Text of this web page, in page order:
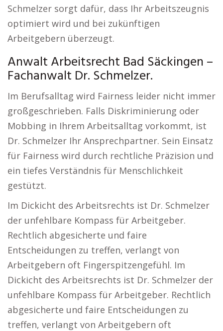
Schmelzer sorgt dafür, dass Ihr Arbeitszeugnis
optimiert wird und bei zukünftigen
Arbeitgebern überzeugt.
Anwalt Arbeitsrecht Bad Säckingen –
Fachanwalt Dr. Schmelzer.
Im Berufsalltag wird Fairness leider nicht immer
großgeschrieben. Falls Diskriminierung oder
Mobbing in Ihrem Arbeitsalltag vorkommt, ist
Dr. Schmelzer Ihr Ansprechpartner. Sein Einsatz
für Fairness wird durch rechtliche Präzision und
ein tiefes Verständnis für Menschlichkeit
gestützt.
Im Dickicht des Arbeitsrechts ist Dr. Schmelzer
der unfehlbare Kompass für Arbeitgeber.
Rechtlich abgesicherte und faire
Entscheidungen zu treffen, verlangt von
Arbeitgebern oft Fingerspitzengefühl. Im
Dickicht des Arbeitsrechts ist Dr. Schmelzer der
unfehlbare Kompass für Arbeitgeber. Rechtlich
abgesicherte und faire Entscheidungen zu
treffen, verlangt von Arbeitgebern oft